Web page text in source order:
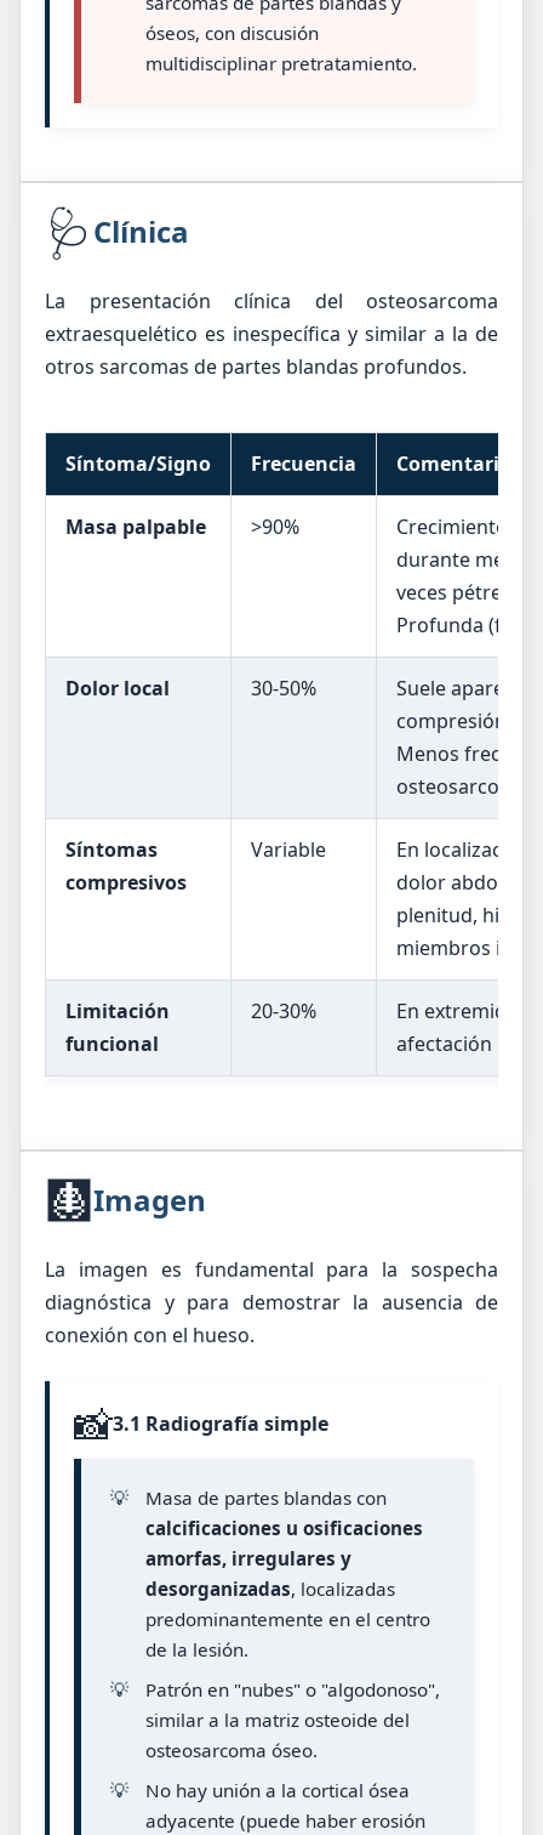
óseos, con discusión
multidisciplinar pretratamiento.
🩺 Clínica
La presentación clínica del osteosarcoma
extraesquelético es inespecífica y similar a la de
otros sarcomas de partes blandas profundos.
Síntoma/Signo Frecuencia Comentario
Masa palpable >90%
Crecimiento
durante
veces pétrea si
Profunda
Dolor local 30-50%
Suele
compresión de
Menos
osteosarcoma
Síntomas
compresivos
Variable
En
dolor
plenitud,
miembros
Limitación
funcional
20-30%
En
afectación
🩻Imagen
La imagen es fundamental para la sospecha
diagnóstica y para demostrar la ausencia de
conexión con el hueso.
📸3.1 Radiografía simple
💡
Masa de partes blandas con
calcificaciones u osificaciones
amorfas, irregulares y
desorganizadas, localizadas
predominantemente en el centro
de la lesión.
💡
Patrón en "nubes" o "algodonoso",
similar a la matriz osteoide del
osteosarcoma óseo.
💡
No hay unión a la cortical ósea
adyacente (puede haber erosión